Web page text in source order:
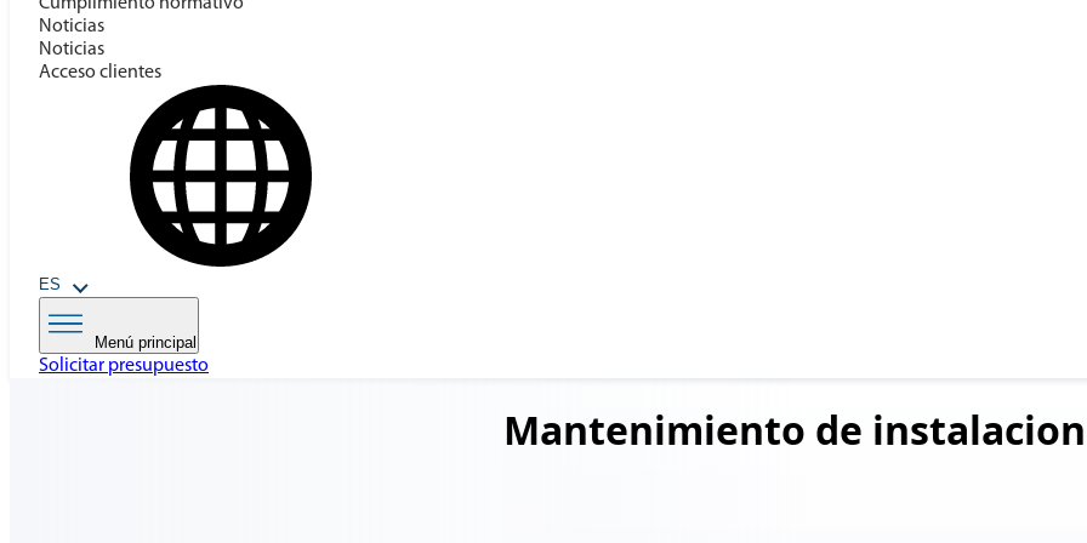
Noticias
Noticias
Acceso clientes
ES
Menú principal
Solicitar presupuesto
Mantenimiento de